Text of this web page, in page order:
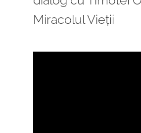
Miracolul Vieții